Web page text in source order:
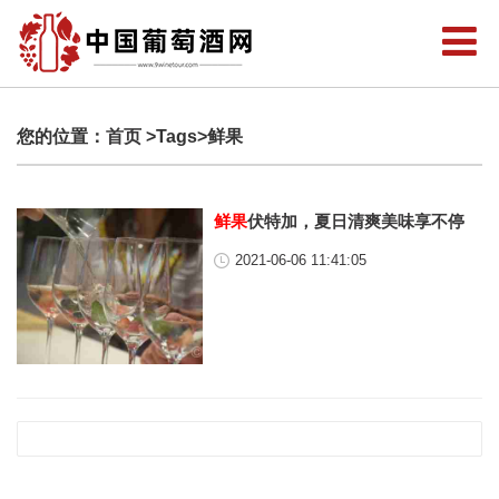
您的位置： 首页 >Tags>鲜果
鲜果伏特加，夏日清爽美味享不停
2021-06-06 11:41:05